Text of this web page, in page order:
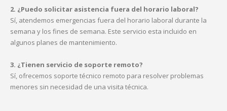
2. ¿Puedo solicitar asistencia fuera del horario laboral?
Sí, atendemos emergencias fuera del horario laboral durante la
semana y los fines de semana. Este servicio esta incluido en
algunos planes de mantenimiento.
3. ¿Tienen servicio de soporte remoto?
Sí, ofrecemos soporte técnico remoto para resolver problemas
menores sin necesidad de una visita técnica.